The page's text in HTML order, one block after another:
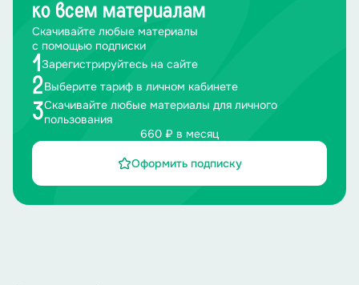
ко всем материалам
Скачивайте любые материалы
с помощью подписки
1 Зарегистрируйтесь на сайте
2Выберите тариф в личном кабинете
3Скачивайте любые материалы для личного
пользования
660 ₽ в месяц
Оформить подписку